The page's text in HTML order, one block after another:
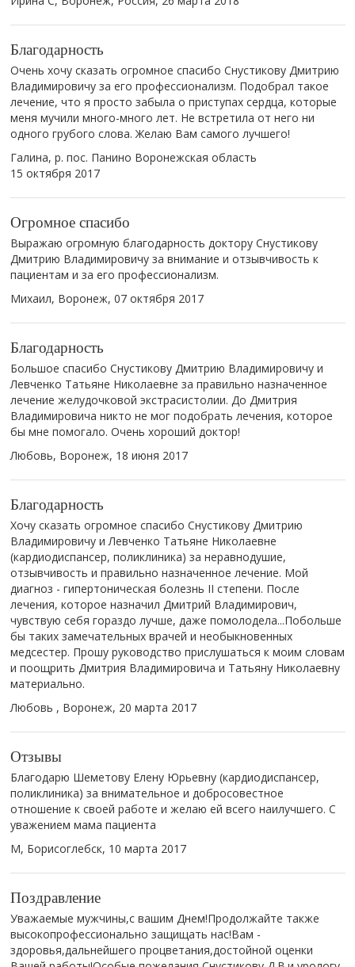
Благодарность
Очень хочу сказать огромное спасибо Снустикову Дмитрию
Владимировичу за его профессионализм. Подобрал такое
лечение, что я просто забыла о приступах сердца, которые
меня мучили много-много лет. Не встретила от него ни
одного грубого слова. Желаю Вам самого лучшего!
Галина, р. пос. Панино Воронежская область
15 октября 2017
Огромное спасибо
Выражаю огромную благодарность доктору Снустикову
Дмитрию Владимировичу за внимание и отзывчивость к
пациентам и за его профессионализм.
Михаил, Воронеж, 07 октября 2017
Благодарность
Большое спасибо Снустикову Дмитрию Владимировичу и
Левченко Татьяне Николаевне за правильно назначенное
лечение желудочковой экстрасистолии. До Дмитрия
Владимировича никто не мог подобрать лечения, которое
бы мне помогало. Очень хороший доктор!
Любовь, Воронеж, 18 июня 2017
Благодарность
Хочу сказать огромное спасибо Снустикову Дмитрию
Владимировичу и Левченко Татьяне Николаевне
(кардиодиспансер, поликлиника) за неравнодушие,
отзывчивость и правильно назначенное лечение. Мой
диагноз - гипертоническая болезнь II степени. После
лечения, которое назначил Дмитрий Владимирович,
чувствую себя гораздо лучше, даже помолодела...Побольше
бы таких замечательных врачей и необыкновенных
медсестер. Прошу руководство прислушаться к моим словам
и поощрить Дмитрия Владимировича и Татьяну Николаевну
материально.
Любовь , Воронеж, 20 марта 2017
Отзывы
Благодарю Шеметову Елену Юрьевну (кардиодиспансер,
поликлиника) за внимательное и добросовестное
отношение к своей работе и желаю ей всего наилучшего. С
уважением мама пациента
М, Борисоглебск, 10 марта 2017
Поздравление
Уважаемые мужчины,с вашим Днем!Продолжайте также
высокопрофессионально защищать нас!Вам -
здоровья,дальнейшего процветания,достойной оценки